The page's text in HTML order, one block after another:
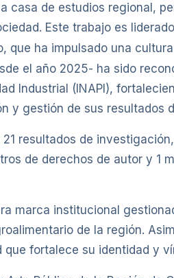
casa de estudios regional,
Este trabajo es
que ha impulsado una
el año 2025- ha sido
Industrial (INAPI),
y gestión de sus resultados
resultados de
de derechos de autor y 1
marca institucional
de la región.
que fortalece su identidad y